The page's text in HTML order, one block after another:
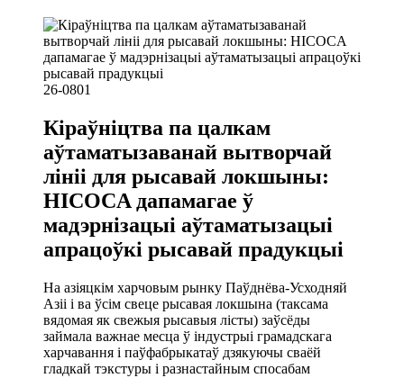
26-0801
Кіраўніцтва па цалкам
аўтаматызаванай вытворчай
лініі для рысавай локшыны:
HICOCA дапамагае ў
мадэрнізацыі аўтаматызацыі
апрацоўкі рысавай прадукцыі
На азіяцкім харчовым рынку Паўднёва-Усходняй
Азіі і ва ўсім свеце рысавая локшына (таксама
вядомая як свежыя рысавыя лісты) заўсёды
займала важнае месца ў індустрыі грамадскага
харчавання і паўфабрыкатаў дзякуючы сваёй
гладкай тэкстуры і разнастайным спосабам